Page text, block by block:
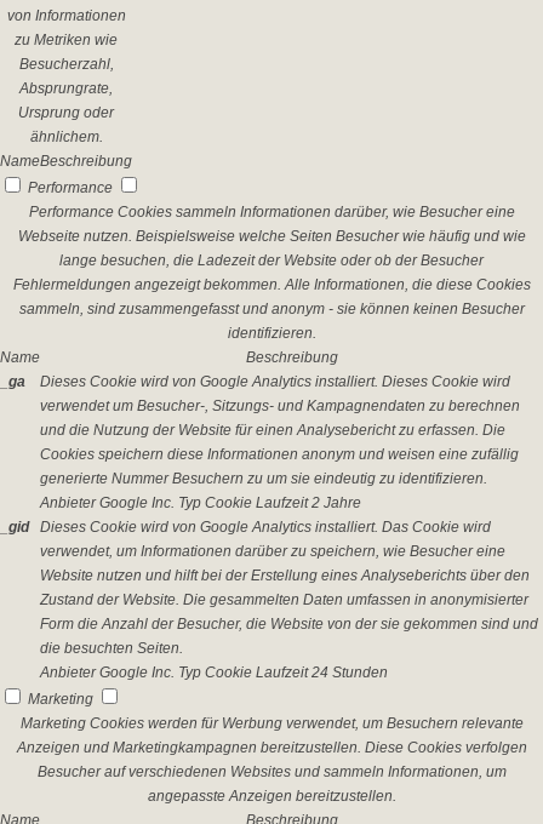
von Informationen
zu Metriken wie
Besucherzahl,
Absprungrate,
Ursprung oder
ähnlichem.
NameBeschreibung
Performance
Performance Cookies sammeln Informationen darüber, wie Besucher eine
Webseite nutzen. Beispielsweise welche Seiten Besucher wie häufig und wie
lange besuchen, die Ladezeit der Website oder ob der Besucher
Fehlermeldungen angezeigt bekommen. Alle Informationen, die diese Cookies
sammeln, sind zusammengefasst und anonym - sie können keinen Besucher
identifizieren.
Name
Beschreibung
_ga
Dieses Cookie wird von Google Analytics installiert. Dieses Cookie wird
verwendet um Besucher-, Sitzungs- und Kampagnendaten zu berechnen
und die Nutzung der Website für einen Analysebericht zu erfassen. Die
Cookies speichern diese Informationen anonym und weisen eine zufällig
generierte Nummer Besuchern zu um sie eindeutig zu identifizieren.
Anbieter Google Inc. Typ Cookie Laufzeit 2 Jahre
_gid
Dieses Cookie wird von Google Analytics installiert. Das Cookie wird
verwendet, um Informationen darüber zu speichern, wie Besucher eine
Website nutzen und hilft bei der Erstellung eines Analyseberichts über den
Zustand der Website. Die gesammelten Daten umfassen in anonymisierter
Form die Anzahl der Besucher, die Website von der sie gekommen sind und
die besuchten Seiten.
Anbieter Google Inc. Typ Cookie Laufzeit 24 Stunden
Marketing
Marketing Cookies werden für Werbung verwendet, um Besuchern relevante
Anzeigen und Marketingkampagnen bereitzustellen. Diese Cookies verfolgen
Besucher auf verschiedenen Websites und sammeln Informationen, um
angepasste Anzeigen bereitzustellen.
Name
Beschreibung